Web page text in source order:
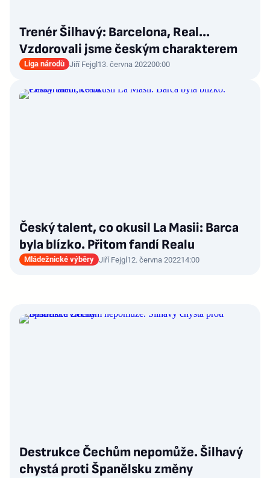
Trenér Šilhavý: Barcelona, Real…
Vzdorovali jsme českým charakterem
Liga národů Jiří Fejgl13. června 202200:00
Český talent, co okusil La Masii: Barca
byla blízko. Přitom fandí Realu
Mládežnické výběry Jiří Fejgl12. června 202214:00
Destrukce Čechům nepomůže. Šilhavý
chystá proti Španělsku změny